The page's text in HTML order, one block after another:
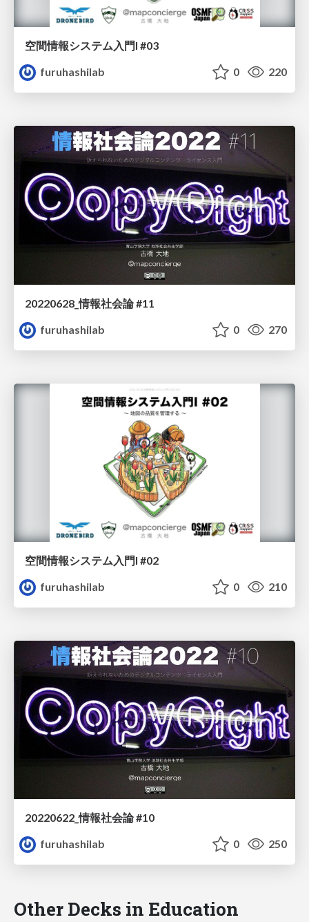
空間情報システム入門I #03
furuhashilab
0 220
20220628_情報社会論 #11
furuhashilab
0 270
空間情報システム入門I #02
furuhashilab
0 210
20220622_情報社会論 #10
furuhashilab
0 250
Other Decks in Education